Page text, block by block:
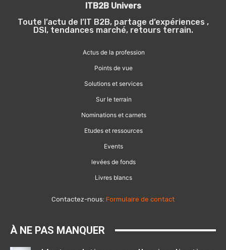
ITB2B Univers
Toute l’actu de l’IT B2B, partage d’expériences ,
DSI, tendances marché, retours terrain.
Actus de la profession
Points de vue
Solutions et services
Sur le terrain
Nominations et carnets
Etudes et ressources
Events
levées de fonds
Livres blancs
Contactez-nous: Formulaire de contact
À NE PAS MANQUER